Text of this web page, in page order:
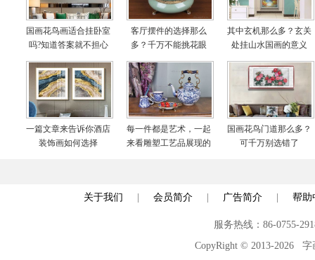
国画花鸟画适合挂卧室
吗?知道答案就不担心
客厅摆件的选择那么
多？千万不能挑花眼
其中玄机那么多？玄关
处挂山水国画的意义
一篇文章来告诉你酒店
装饰画如何选择
每一件都是艺术，一起
来看雕塑工艺品展现的
国画花鸟门道那么多？
可千万别选错了
关于我们 | 会员简介 | 广告简介 | 帮助
服务热线：86-0755-
CopyRight © 2013-2026 字